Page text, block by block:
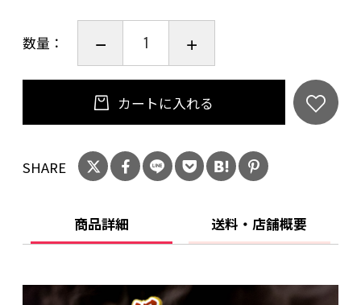
ださい。
■賞味期限：製造日より冷凍保存６０日間
■保存方法：－18℃以下の冷凍保存。
■原材料
エキス、チキンエキス、野菜エキス、魚介エキ
料(ビタミンB2) 、香辛料(
一部に小麦、卵、乳成分、大豆、牛肉を含む）
※牛毛について※
数量：
カートに入れる
SHARE
商品詳細 送料・店舗概要